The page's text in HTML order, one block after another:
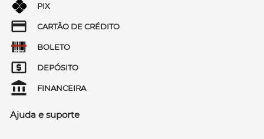
PIX
CARTÃO DE CRÉDITO
BOLETO
DEPÓSITO
FINANCEIRA
Ajuda e suporte